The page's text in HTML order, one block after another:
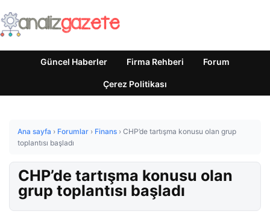
Güncel Haberler Firma Rehberi Forum
Çerez Politikası
Ana sayfa › Forumlar › Finans › CHP’de tartışma konusu olan grup
toplantısı başladı
CHP’de tartışma konusu olan
grup toplantısı başladı